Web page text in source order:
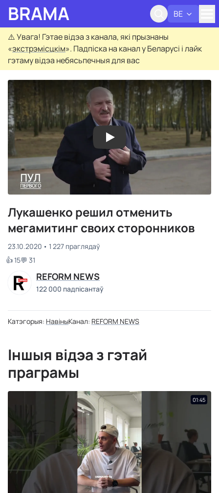
BRAMA BE
⚠️Увага! Гэтае відэа з канала, які прызнаны
«экстрэмісцкім». Падпіска на канал у Беларусі і лайк
гэтаму відэа небясьпечныя для вас
Лукашенко решил отменить
мегамитинг своих сторонников
23.10.2020
1 227 праглядаў
👍 15💬 31
REFORM NEWS
122 000 падпісантаў
Катэгорыя: НавіныКанал: REFORM NEWS
Іншыя відэа з гэтай
праграмы
01:45